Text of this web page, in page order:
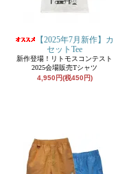
【2025年7月新作】カ
セットTee
新作登場！リトモスコンテスト
2025会場販売Tシャツ
4,950円(税450円)